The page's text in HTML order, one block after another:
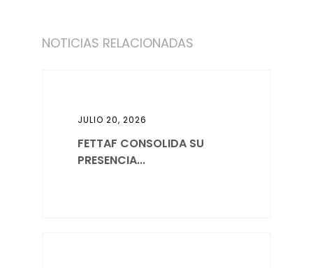
NOTICIAS RELACIONADAS
JULIO 20, 2026
FETTAF CONSOLIDA SU
PRESENCIA...